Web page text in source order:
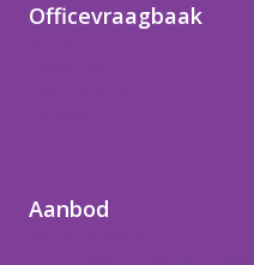
Officevraagbaak
Aanbod